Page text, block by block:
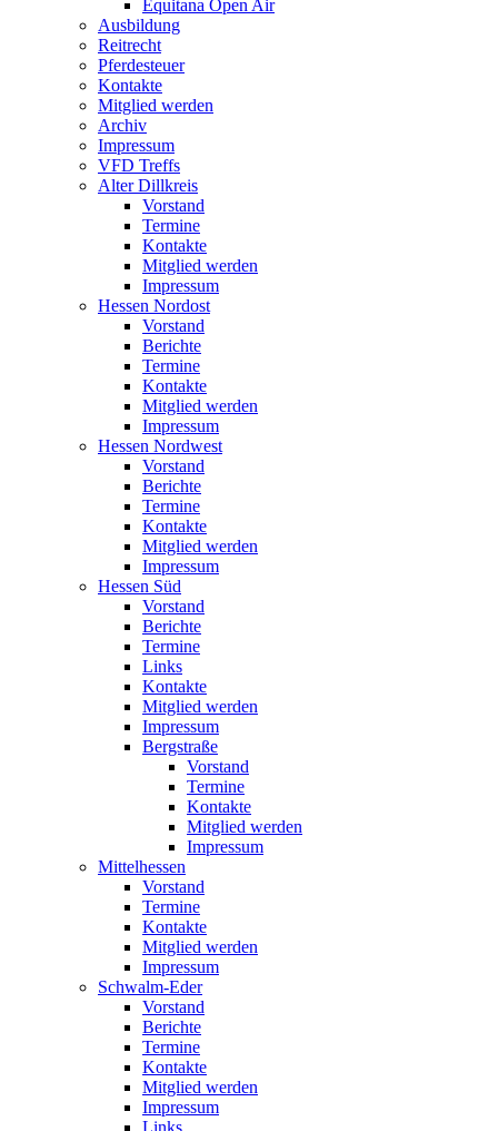
Equitana Open Air
Ausbildung
Reitrecht
Pferdesteuer
Kontakte
Mitglied werden
Archiv
Impressum
VFD Treffs
Alter Dillkreis
Vorstand
Termine
Kontakte
Mitglied werden
Impressum
Hessen Nordost
Vorstand
Berichte
Termine
Kontakte
Mitglied werden
Impressum
Hessen Nordwest
Vorstand
Berichte
Termine
Kontakte
Mitglied werden
Impressum
Hessen Süd
Vorstand
Berichte
Termine
Links
Kontakte
Mitglied werden
Impressum
Bergstraße
Vorstand
Termine
Kontakte
Mitglied werden
Impressum
Mittelhessen
Vorstand
Termine
Kontakte
Mitglied werden
Impressum
Schwalm-Eder
Vorstand
Berichte
Termine
Kontakte
Mitglied werden
Impressum
Links